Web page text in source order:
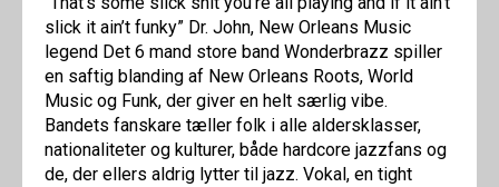
slick it ain’t funky” Dr. John, New Orleans Music
legend Det 6 mand store band Wonderbrazz spiller
en saftig blanding af New Orleans Roots, World
Music og Funk, der giver en helt særlig vibe.
Bandets fanskare tæller folk i alle aldersklasser,
nationaliteter og kulturer, både hardcore jazzfans og
de, der ellers aldrig lytter til jazz. Vokal, en tight